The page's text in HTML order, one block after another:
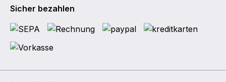
Sicher bezahlen